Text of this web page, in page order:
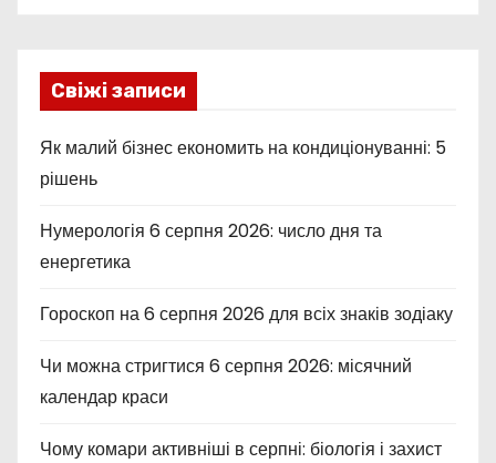
Свіжі записи
Як малий бізнес економить на кондиціонуванні: 5
рішень
Нумерологія 6 серпня 2026: число дня та
енергетика
Гороскоп на 6 серпня 2026 для всіх знаків зодіаку
Чи можна стригтися 6 серпня 2026: місячний
календар краси
Чому комари активніші в серпні: біологія і захист